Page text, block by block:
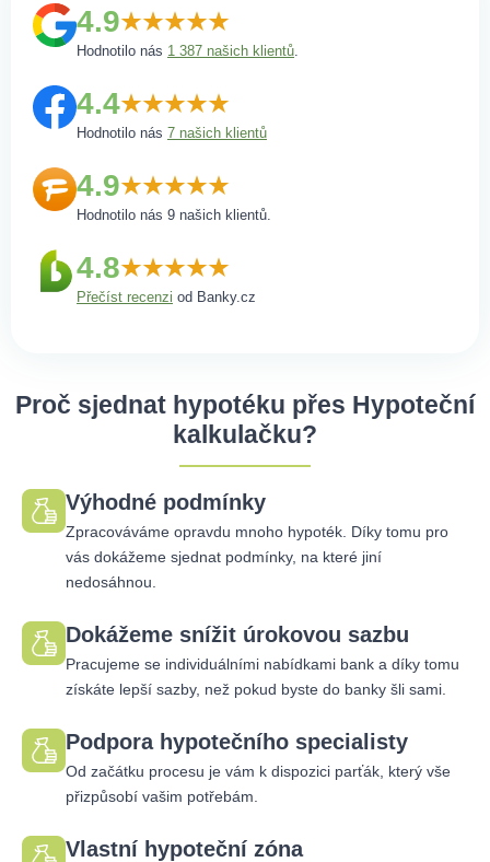
4.9
Hodnotilo nás 1 387 našich klientů.
4.4
Hodnotilo nás 7 našich klientů
4.9
Hodnotilo nás 9 našich klientů.
4.8
Přečíst recenzi od Banky.cz
Proč sjednat hypotéku přes Hypoteční
kalkulačku?
Výhodné podmínky
Zpracováváme opravdu mnoho hypoték. Díky tomu pro
vás dokážeme sjednat podmínky, na které jiní
nedosáhnou.
Dokážeme snížit úrokovou sazbu
Pracujeme se individuálními nabídkami bank a díky tomu
získáte lepší sazby, než pokud byste do banky šli sami.
Podpora hypotečního specialisty
Od začátku procesu je vám k dispozici parťák, který vše
přizpůsobí vašim potřebám.
Vlastní hypoteční zóna